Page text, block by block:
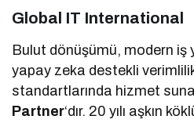
Global IT International
Bulut dönüşümü, modern iş
yapay zeka destekli
standartlarında hizmet
Partner‘dır. 20 yılı aşkın